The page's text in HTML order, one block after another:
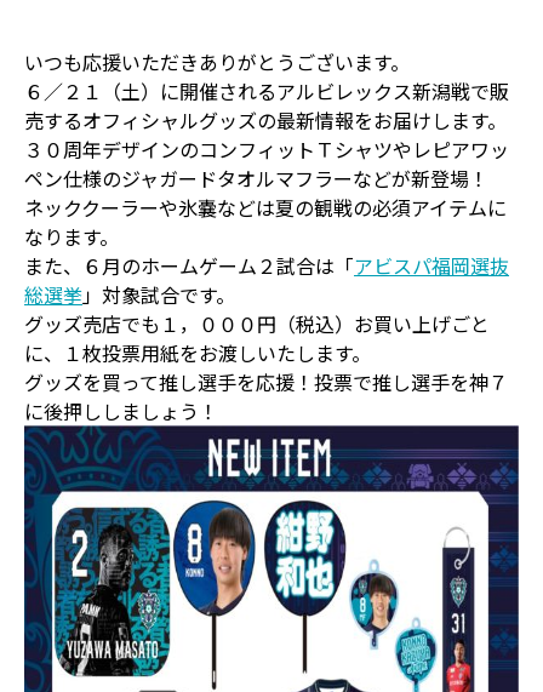
いつも応援いただきありがとうございます。
６／２１（土）に開催されるアルビレックス新潟戦で販
売するオフィシャルグッズの最新情報をお届けします。
３０周年デザインのコンフィットＴシャツやレピアワッ
ペン仕様のジャガードタオルマフラーなどが新登場！
ネッククーラーや氷嚢などは夏の観戦の必須アイテムに
なります。
また、６月のホームゲーム２試合は「アビスパ福岡選抜
総選挙」対象試合です。
グッズ売店でも１，０００円（税込）お買い上げごと
に、１枚投票用紙をお渡しいたします。
グッズを買って推し選手を応援！投票で推し選手を神７
に後押ししましょう！